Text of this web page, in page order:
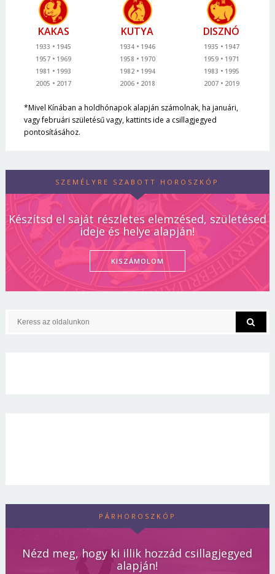
KAKAS
1933
1945
1957
1969
1981
1993
2005
2017
KUTYA
1934
1946
1958
1970
1982
1994
2006
2018
DISZNÓ
1935
1947
1959
1971
1983
1995
2007
2019
*Mivel Kínában a holdhónapok alapján számolnak, ha januári,
vagy februári születésű vagy, kattints ide a csillagjegyed
pontosításához.
SZEMÉLYRE SZABOTT HOROSZKÓP
Készítsd el saját részletes elemzésed, születésed
ideje és helye alapján!
KISZÁMOLOM
PÁRHOROSZKÓP
Nézd meg, hogy ki illik hozzád csillagjegyed
alapján!